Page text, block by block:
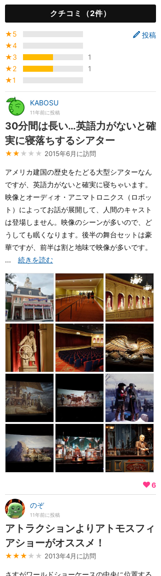
クチコミ（2件）
投稿
★5
★4
★3
1
★2
1
★1
KABOSU
11年前に投稿
30分間は長い…英語力がないと確
実に寝落ちするシアター
★★ ★★★ 2015年6月に訪問
アメリカ建国の歴史をたどる大型シアターなん
ですが、英語力がないと確実に寝ちゃいます。
映像とオーディオ・アニマトロニクス（ロボッ
ト）によってお話が展開して、人間のキャスト
は登場しません。映像のシーンが多いので、ど
うしても眠くなります。後半の舞台セットは豪
華ですが、前半は割と地味で映像が多いです。
... 続きを読む
6
のぞ
11年前に投稿
アトラクションよりアトモスフィ
アショーがオススメ！
★★★ ★★ 2013年4月に訪問
さすがワールドショーケースの中央に位置する